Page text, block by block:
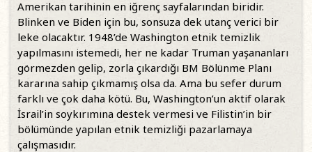
Amerikan tarihinin en iğrenç sayfalarından biridir.
Blinken ve Biden için bu, sonsuza dek utanç verici bir
leke olacaktır. 1948’de Washington etnik temizlik
yapılmasını istemedi, her ne kadar Truman yaşananları
görmezden gelip, zorla çıkardığı BM Bölünme Planı
kararına sahip çıkmamış olsa da. Ama bu sefer durum
farklı ve çok daha kötü. Bu, Washington’un aktif olarak
İsrail’in soykırımına destek vermesi ve Filistin’in bir
bölümünde yapılan etnik temizliği pazarlamaya
çalışmasıdır.